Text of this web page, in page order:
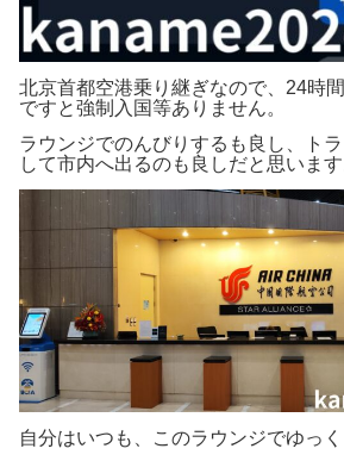
北京首都空港乗り継ぎなので、24時
ですと強制入国等ありません。
ラウンジでのんびりするも良し、ト
して市内へ出るのも良しだと思います
自分はいつも、このラウンジでゆっく